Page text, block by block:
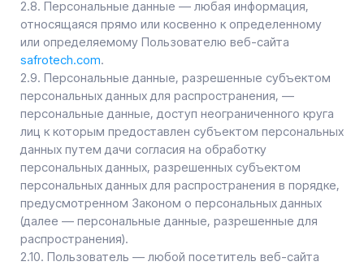
лиц.
2.12. Распространение персональных данных — любые
действия, направленные на раскрытие персональных
данных неопределенному кругу лиц (передача
персональных данных) или на ознакомление
с персональными данными неограниченного круга лиц,
в том числе обнародование персональных данных
в информационно-телекоммуникационных сетях или
предоставление доступа к персональным данным
каким-либо иным способом.
2.13. Трансграничная передача персональных данных —
иностранного государства органу власти иностранного
государства, иностранному физическому или
иностранному юридическому лицу.
2.14. Уничтожение персональных данных — любые
действия, в результате которых персональные данные